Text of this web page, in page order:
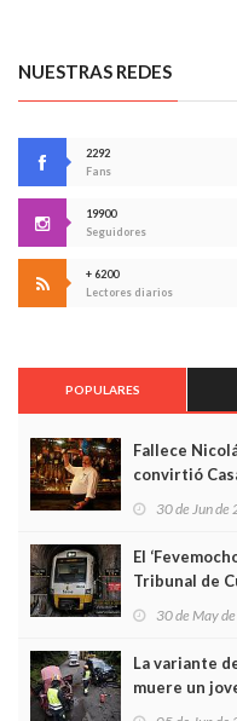
NUESTRAS REDES
2292
Fans
19900
Seguidores
+ 6200
Lectores diarios
POPULARES
Fallece
convirtió
Asturias en
30 de Jun de
El
Tribunal de
sobrecoste
30 de May
La variante
muere un
frontal